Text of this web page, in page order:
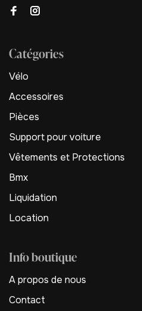
Catégories
Vélo
Accessoires
Pièces
Support pour voiture
Vêtements et Protections
Bmx
Liquidation
Location
Info boutique
A propos de nous
Contact